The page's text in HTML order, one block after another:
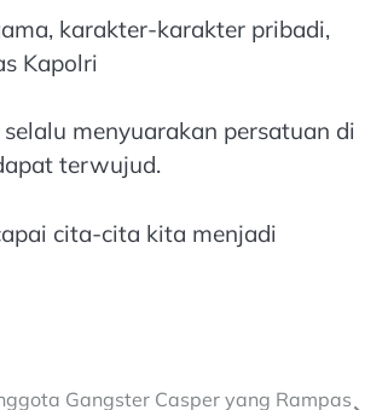
karakter-karakter pribadi,
Kapolri
menyuarakan persatuan di
terwujud.
cita-cita kita menjadi
Gangster Casper yang Rampas